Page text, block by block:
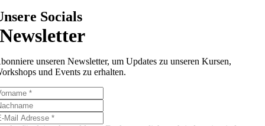
Socials
Newsletter
unseren Newsletter, um Updates zu unseren Kursen,
und Events zu erhalten.